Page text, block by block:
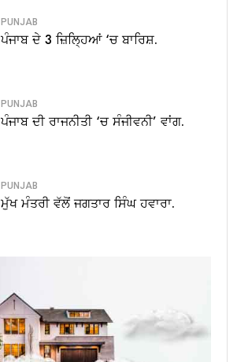
PUNJAB
ਪੰਜਾਬ ਦੇ 3 ਜ਼ਿਲ੍ਹਿਆਂ ‘ਚ ਬਾਰਿਸ਼.
PUNJAB
ਪੰਜਾਬ ਦੀ ਰਾਜਨੀਤੀ ‘ਚ ਸੰਜੀਵਨੀ’ ਵਾਂਗ.
PUNJAB
ਮੁੱਖ ਮੰਤਰੀ ਵੱਲੋਂ ਜਗਤਾਰ ਸਿੰਘ ਹਵਾਰਾ.